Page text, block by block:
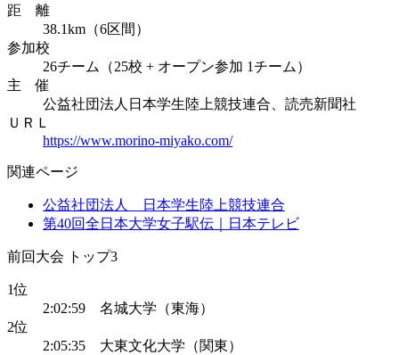
距 離
38.1km（6区間）
参加校
26チーム（25校 + オープン参加 1チーム）
主 催
公益社団法人日本学生陸上競技連合、読売新聞社
ＵＲＬ
https://www.morino-miyako.com/
関連ページ
公益社団法人 日本学生陸上競技連合
第40回全日本大学女子駅伝｜日本テレビ
前回大会 トップ3
1位
2:02:59 名城大学（東海）
2位
2:05:35 大東文化大学（関東）